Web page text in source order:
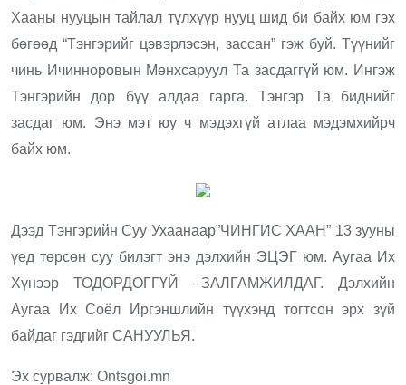
Хааны нууцын тайлал түлхүүр нууц шид би байх юм гэх
бөгөөд “Тэнгэрийг цэвэрлэсэн, зассан” гэж буй. Түүнийг
чинь Ичинноровын Мөнхсаруул Та засдаггүй юм. Ингэж
Тэнгэрийн дор бүү алдаа гарга. Тэнгэр Та биднийг
засдаг юм. Энэ мэт юу ч мэдэхгүй атлаа мэдэмхийрч
байх юм.
Дээд Тэнгэрийн Суу Ухаанаар”ЧИНГИС ХААН” 13 зууны
үед төрсөн суу билэгт энэ дэлхийн ЭЦЭГ юм. Аугаа Их
Хүнээр ТОДОРДОГГҮЙ –ЗАЛГАМЖИЛДАГ. Дэлхийн
Аугаа Их Соёл Иргэншлийн түүхэнд тогтсон эрх зүй
байдаг гэдгийг САНУУЛЬЯ.
Эх сурвалж: Ontsgoi.mn